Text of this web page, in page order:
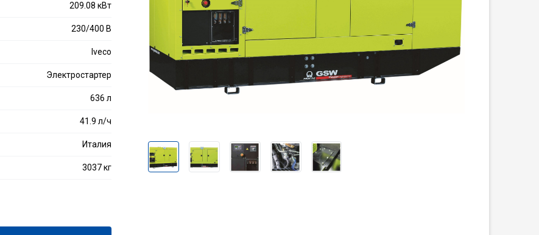
209.08 кВт
230/400 В
Iveco
Электростартер
636 л
41.9 л/ч
Италия
3037 кг